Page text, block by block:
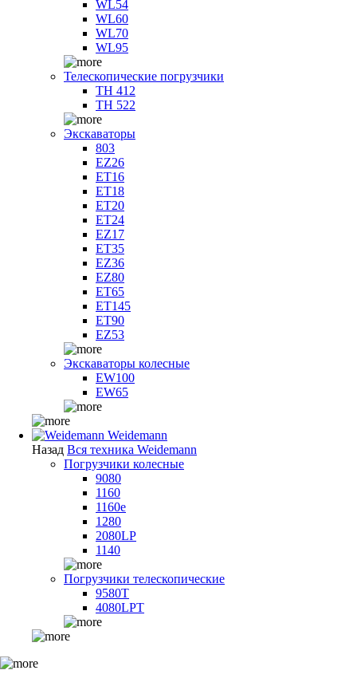
WL54
WL60
WL70
WL95
Телескопические погрузчики
TH 412
TH 522
Экскаваторы
803
EZ26
ET16
ET18
ET20
ET24
EZ17
ET35
EZ36
EZ80
ET65
ET145
ET90
EZ53
Экскаваторы колесные
EW100
EW65
Weidemann
Назад Вся техника Weidemann
Погрузчики колесные
9080
1160
1160e
1280
2080LP
1140
Погрузчики телескопические
9580T
4080LPT